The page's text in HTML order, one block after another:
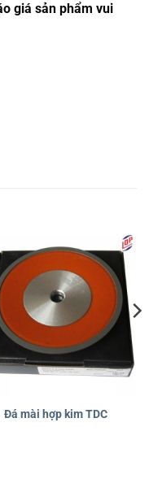
giá sản phẩm vui
Đá mài hợp kim TDC